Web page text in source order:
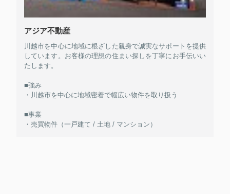
アジア不動産
川越市を中心に地域に根ざした親身で誠実なサポートを提供
しています。お客様の理想の住まい探しを丁寧にお手伝いい
たします。
■強み
・川越市を中心に地域密着で幅広い物件を取り扱う
■事業
・売買物件（一戸建て / 土地 / マンション）